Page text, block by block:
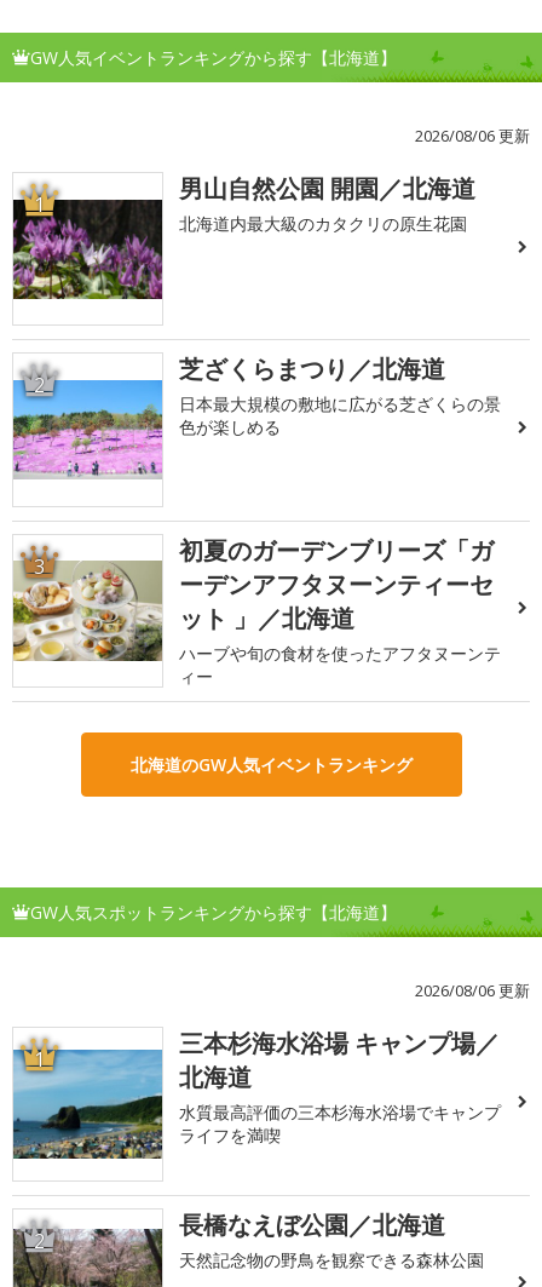
GW人気イベントランキングから探す【北海道】
2026/08/06 更新
1 男山自然公園 開園／北海道
北海道内最大級のカタクリの原生花園
2 芝ざくらまつり／北海道
日本最大規模の敷地に広がる芝ざくらの景
色が楽しめる
3
初夏のガーデンブリーズ「ガ
ーデンアフタヌーンティーセ
ット 」／北海道
ハーブや旬の食材を使ったアフタヌーンテ
ィー
北海道のGW人気イベントランキング
GW人気スポットランキングから探す【北海道】
2026/08/06 更新
1
三本杉海水浴場 キャンプ場／
北海道
水質最高評価の三本杉海水浴場でキャンプ
ライフを満喫
2 長橋なえぼ公園／北海道
天然記念物の野鳥を観察できる森林公園